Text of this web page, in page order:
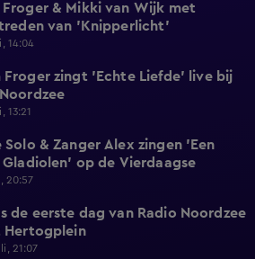
Froger & Mikki van Wijk met
van 'Knipperlicht'
14:04
Froger zingt 'Echte Liefde' live bij
13:21
Solo & Zanger Alex zingen 'Een
Gladiolen' op de Vierdaagse
20:57
de eerste dag van Radio Noordzee
Hertogplein
21:07